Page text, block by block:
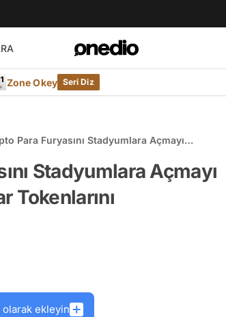
Zone Okey Seri Diz
Para Furyasını Stadyumlara Açmayı
Stadyumlara Açmayı
Tokenlarını
olarak ekleyin